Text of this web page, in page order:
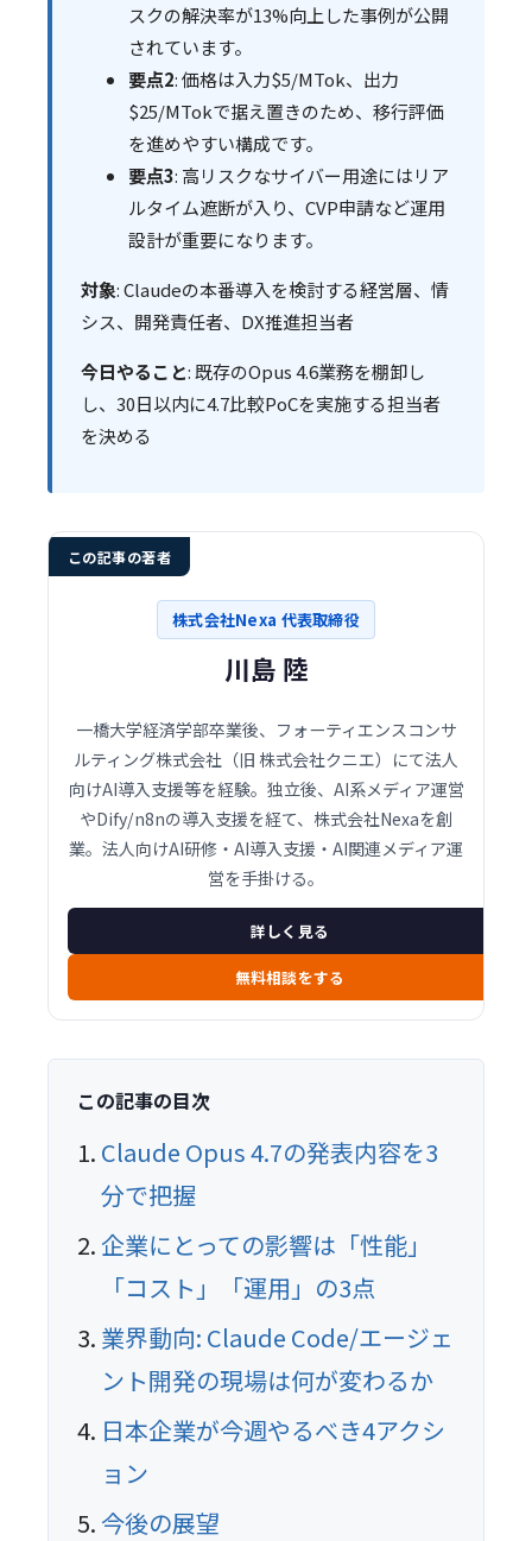
スクの解決率が13%向上した事例が公開
されています。
要点2: 価格は入力$5/MTok、出力
$25/MTokで据え置きのため、移行評価
を進めやすい構成です。
要点3: 高リスクなサイバー用途にはリア
ルタイム遮断が入り、CVP申請など運用
設計が重要になります。
対象: Claudeの本番導入を検討する経営層、情
シス、開発責任者、DX推進担当者
今日やること: 既存のOpus 4.6業務を棚卸し
し、30日以内に4.7比較PoCを実施する担当者
を決める
この記事の著者
株式会社Nexa 代表取締役
川島 陸
一橋大学経済学部卒業後、フォーティエンスコンサ
ルティング株式会社（旧 株式会社クニエ）にて法人
向けAI導入支援等を経験。独立後、AI系メディア運営
やDify/n8nの導入支援を経て、株式会社Nexaを創
業。法人向けAI研修・AI導入支援・AI関連メディア運
営を手掛ける。
詳しく見る
無料相談をする
この記事の目次
Claude Opus 4.7の発表内容を3
分で把握
企業にとっての影響は「性能」
「コスト」「運用」の3点
業界動向: Claude Code/エージェ
ント開発の現場は何が変わるか
日本企業が今週やるべき4アクシ
ョン
今後の展望